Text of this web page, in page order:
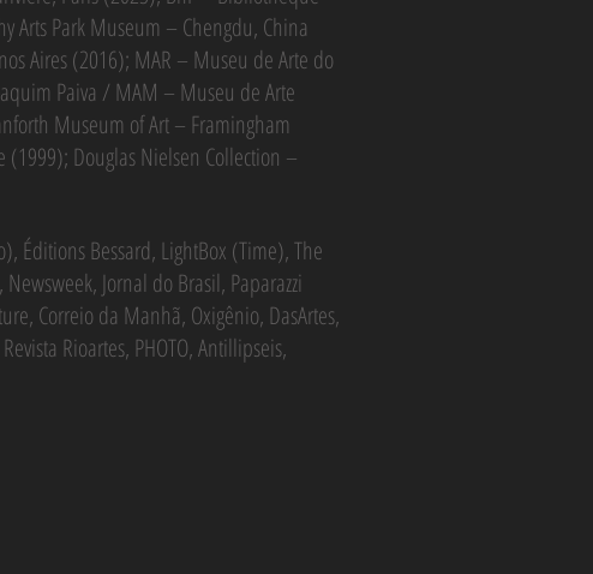
Arts Park Museum – Chengdu, China
Aires (2016); MAR – Museu de Arte do
Paiva / MAM – Museu de Arte
Museum of Art – Framingham
Douglas Nielsen Collection –
Éditions Bessard, LightBox (Time), The
Jornal do Brasil, Paparazzi
Correio da Manhã, Oxigênio, DasArtes,
Rioartes, PHOTO, Antillipseis,